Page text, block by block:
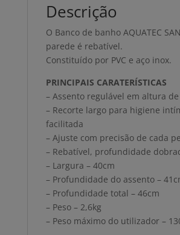
Descrição
O Banco de banho AQUATEC
parede é rebatível.
Constituído por PVC e aço inox.
PRINCIPAIS CARATERÍSTICAS
– Assento regulável em altura
– Recorte largo para higiene
facilitada
– Ajuste com precisão de cada
– Rebatível, profundidade
– Largura – 40cm
– Profundidade do assento –
– Profundidade total – 46cm
– Peso – 2,6kg
– Peso máximo do utilizador –